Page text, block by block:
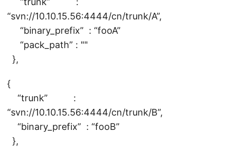
“svn://10.10.15.56:4444/cn/trunk/A”,
“binary_prefix” : “fooA”
“pack_path” : ""
},
{
“trunk” :
“svn://10.10.15.56:4444/cn/trunk/B”,
“binary_prefix” : “fooB”
},